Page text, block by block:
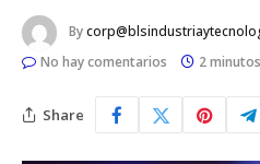
By
No hay comentarios
2
Share